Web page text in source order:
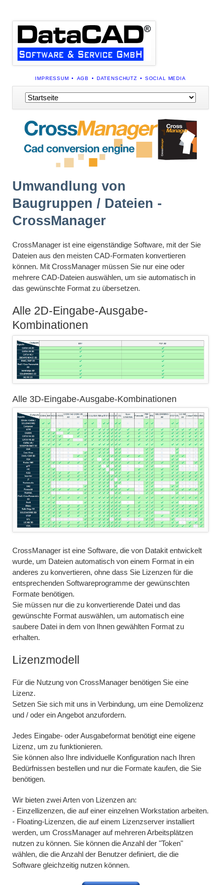
NAVIGATION
ÜBERSPRINGEN
IMPRESSUM AGB DATENSCHUTZ SOCIAL MEDIA
Navigation
überspringen
Umwandlung von
Baugruppen / Dateien -
CrossManager
CrossManager ist eine eigenständige Software, mit der Sie
Dateien aus den meisten CAD-Formaten konvertieren
können. Mit CrossManager müssen Sie nur eine oder
mehrere CAD-Dateien auswählen, um sie automatisch in
das gewünschte Format zu übersetzen.
Alle 2D-Eingabe-Ausgabe-
Kombinationen
Alle 3D-Eingabe-Ausgabe-Kombinationen
CrossManager ist eine Software, die von Datakit entwickelt
wurde, um Dateien automatisch von einem Format in ein
anderes zu konvertieren, ohne dass Sie Lizenzen für die
entsprechenden Softwareprogramme der gewünschten
Formate benötigen.
Sie müssen nur die zu konvertierende Datei und das
gewünschte Format auswählen, um automatisch eine
saubere Datei in dem von Ihnen gewählten Format zu
erhalten.
Lizenzmodell
Für die Nutzung von CrossManager benötigen Sie eine
Lizenz.
Setzen Sie sich mit uns in Verbindung, um eine Demolizenz
und / oder ein Angebot anzufordern.
Jedes Eingabe- oder Ausgabeformat benötigt eine eigene
Lizenz, um zu funktionieren.
Sie können also Ihre individuelle Konfiguration nach Ihren
Bedürfnissen bestellen und nur die Formate kaufen, die Sie
benötigen.
Wir bieten zwei Arten von Lizenzen an:
- Einzellizenzen, die auf einer einzelnen Workstation arbeiten.
- Floating-Lizenzen, die auf einem Lizenzserver installiert
werden, um CrossManager auf mehreren Arbeitsplätzen
nutzen zu können. Sie können die Anzahl der "Token"
wählen, die die Anzahl der Benutzer definiert, die die
Software gleichzeitig nutzen können.